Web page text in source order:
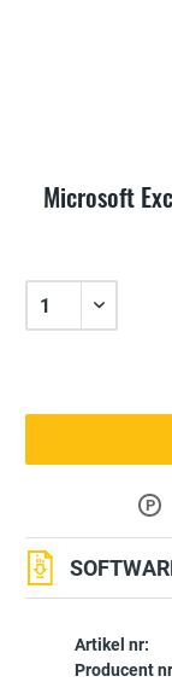
Microsoft
Artikel nr:
Producent
P